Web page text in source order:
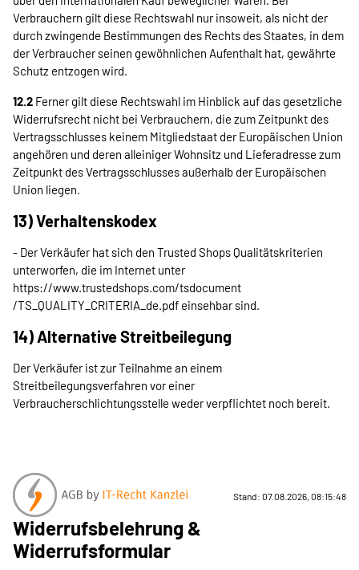
Verbrauchern gilt diese Rechtswahl nur insoweit, als nicht der
durch zwingende Bestimmungen des Rechts des Staates, in dem
der Verbraucher seinen gewöhnlichen Aufenthalt hat, gewährte
Schutz entzogen wird.
12.2 Ferner gilt diese Rechtswahl im Hinblick auf das gesetzliche
Widerrufsrecht nicht bei Verbrauchern, die zum Zeitpunkt des
Vertragsschlusses keinem Mitgliedstaat der Europäischen Union
angehören und deren alleiniger Wohnsitz und Lieferadresse zum
Zeitpunkt des Vertragsschlusses außerhalb der Europäischen
Union liegen.
13) Verhaltenskodex
- Der Verkäufer hat sich den Trusted Shops Qualitätskriterien
unterworfen, die im Internet unter
https://www.trustedshops.com/tsdocument
/TS_QUALITY_CRITERIA_de.pdf einsehbar sind.
14) Alternative Streitbeilegung
Der Verkäufer ist zur Teilnahme an einem
Streitbeilegungsverfahren vor einer
Verbraucherschlichtungsstelle weder verpflichtet noch bereit.
Stand: 07.08.2026, 08:15:48
Widerrufsbelehrung &
Widerrufsformular